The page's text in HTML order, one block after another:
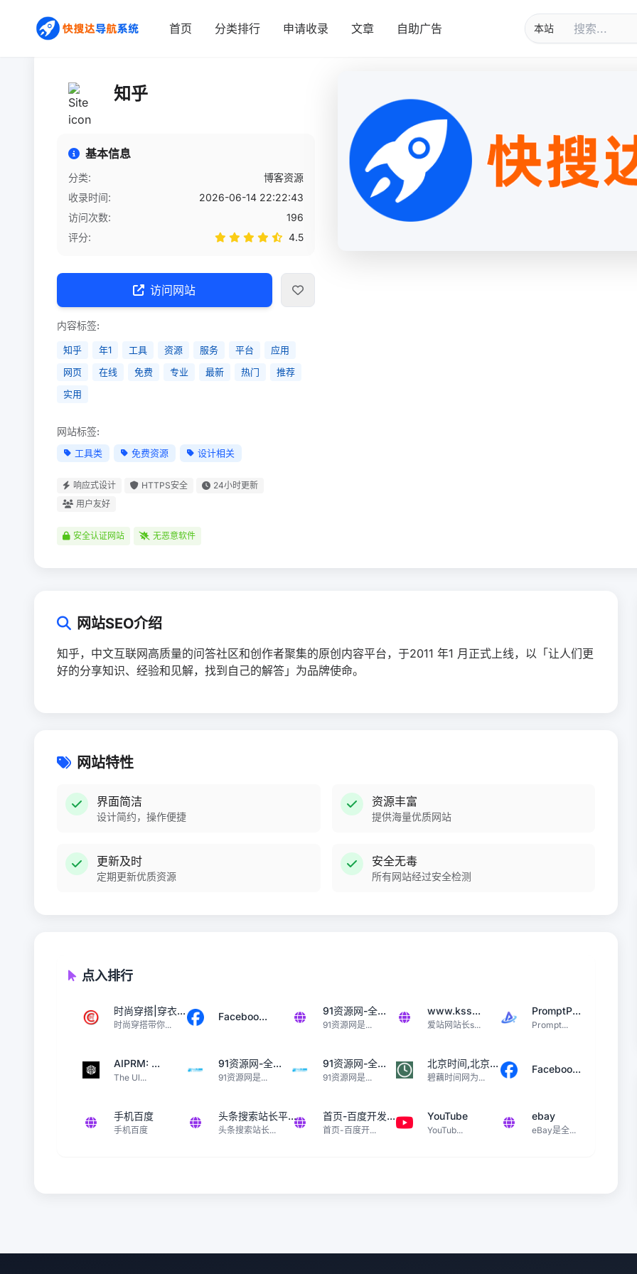
首页 分类排行 申请收录 文章 自助广告
首页 / 网站详情
知乎
基本信息
分类:
博客资源
收录时间:
2026-06-14 22:22:43
访问次数:
196
评分:
4.5
访问网站
内容标签:
知乎 年1 工具 资源 服务 平台
应用
网页
在线 免费 专业 最新 热门
推荐
实用
网站标签:
工具类 免费资源 设计相关
响应式设计 HTTPS安全
24小时更新
用户友好
安全认证网站 无恶意软件
网站SEO介绍
知乎，中文互联网高质量的问答社区和创作者聚集的原创内容平台，于2011 年1 月正式上线，以「让人们更
好的分享知识、经验和见解，找到自己的解答」为品牌使命。
网站特性
界面简洁
设计简约，操作便捷
资源丰富
提供海量优质网站
更新及时
定期更新优质资源
安全无毒
所有网站经过安全检测
点入排行
时尚穿搭|穿衣...
时尚穿搭带你...
Faceboo... 91资源网-全...
91资源网是...
www.kss...
爱站网站长s...
PromptP...
Prompt...
AIPRM: ...
The Ul...
91资源网-全...
91资源网是...
91资源网-全...
91资源网是...
北京时间,北京...
碧藕时间网为...
Faceboo...
手机百度
手机百度
头条搜索站长平...
头条搜索站长...
首页-百度开发...
首页-百度开...
YouTube
YouTub...
ebay
eBay是全...